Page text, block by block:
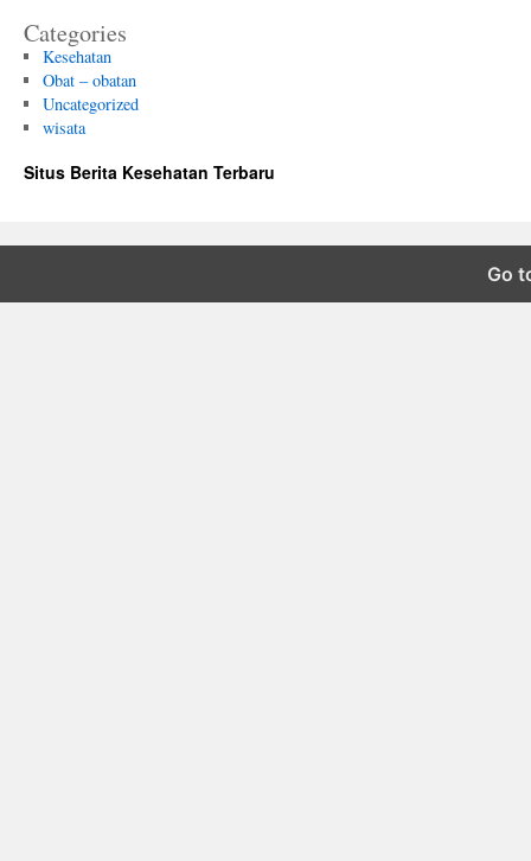
Categories
Kesehatan
Obat – obatan
Uncategorized
wisata
Situs Berita Kesehatan Terbaru
Go